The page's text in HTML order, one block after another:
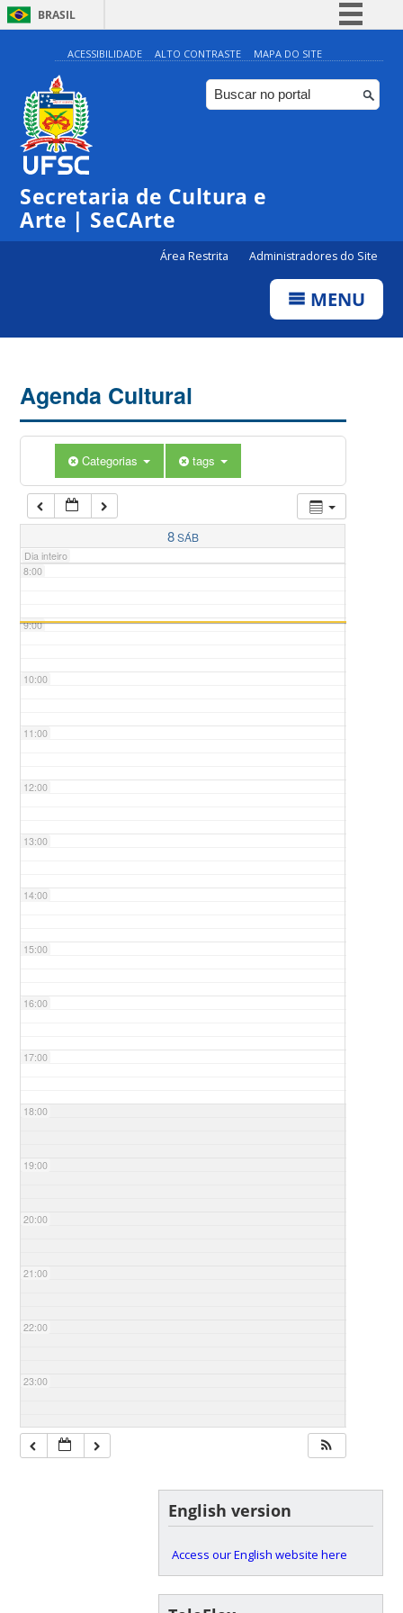
BRASIL
Simplifique!
Comunica BR
Participe
ACESSIBILIDADE ALTO CONTRASTE MAPA DO SITE
Secretaria de Cultura e
Arte | SeCArte
Área Restrita Administradores do Site
MENU
Agenda Cultural
Categorias tags
8SÁB
Dia inteiro
0:00
1:00
5:00
7:00
8:00
9:00
10:00
11:00
12:00
13:00
14:00
15:00
16:00
17:00
18:00
19:00
20:00
21:00
22:00
23:00
English version
Access our English website here